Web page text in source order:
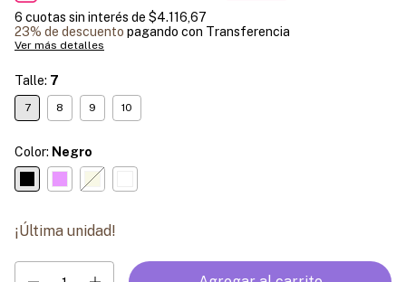
6 cuotas sin interés de $4.116,67
23% de descuento pagando con Transferencia
Ver más detalles
Talle: 7
7 8 9 10
Color: Negro
¡Última unidad!